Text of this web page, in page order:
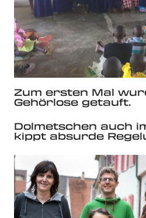
Zum ersten Mal
Gehörlose getauft.
Dolmetschen auch
kippt absurde